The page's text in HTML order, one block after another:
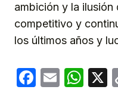
ambición y la ilusión
competitivo y
los últimos años y
Email